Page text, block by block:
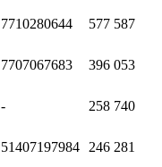
7710280644 577 587
7707067683 396 053
- 258 740
51407197984 246 281